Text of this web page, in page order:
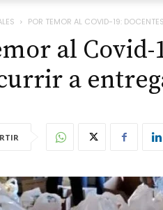
POR TEMOR AL COVID-19:
al Covid-
a